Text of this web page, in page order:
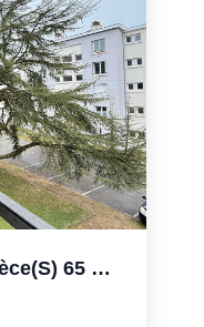
Appartement Merignac 3 Pièce(s) 65 M2